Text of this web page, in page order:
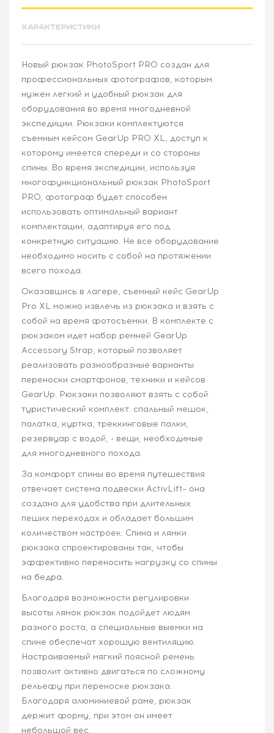
ХАРАКТЕРИСТИКИ
Новый рюкзак PhotoSport PRO создан для
профессиональных фотографов, которым
нужен легкий и удобный рюкзак для
оборудования во время многодневной
экспедиции. Рюкзаки комплектуются
съемным кейсом GearUp PRO XL, доступ к
которому имеется спереди и со стороны
спины. Во время экспедиции, используя
многофункциональный рюкзак PhotoSport
PRO, фотограф будет способен
использовать оптимальный вариант
комплектации, адаптируя его под
конкретную ситуацию. Не все оборудование
необходимо носить с собой на протяжении
всего похода.
Оказавшись в лагере, съемный кейс GearUp
Pro XL можно извлечь из рюкзака и взять с
собой на время фотосъемки. В комплекте с
рюкзаком идет набор ремней GearUp
Accessory Strap, который позволяет
реализовать разнообразные варианты
переноски смартфонов, техники и кейсов
GearUp. Рюкзаки позволяют взять с собой
туристический комплект: спальный мешок,
палатка, куртка, треккинговые палки,
резервуар с водой, - вещи, необходимые
для многодневного похода.
За комфорт спины во время путешествия
отвечает система подвески ActivLift– она
создана для удобства при длительных
пеших переходах и обладает большим
количеством настроек. Спина и лямки
рюкзака спроектированы так, чтобы
эффективно переносить нагрузку со спины
на бедра.
Благодаря возможности регулировки
высоты лямок рюкзак подойдет людям
разного роста, а специальные выемки на
спине обеспечат хорошую вентиляцию.
Настраиваемый мягкий поясной ремень
позволит активно двигаться по сложному
рельефу при переноске рюкзака.
Благодаря алюминиевой раме, рюкзак
держит форму, при этом он имеет
небольшой вес.